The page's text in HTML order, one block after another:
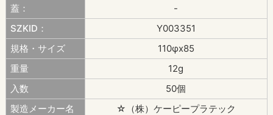
蓋：
-
SZKID：
Y003351
規格・サイズ
110φx85
重量
12g
入数
50個
製造メーカー名
☆（株）ケーピープラテック